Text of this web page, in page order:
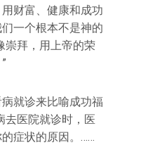
财富、健康和成功
一个根本不是神的
崇拜，用上帝的荣
就诊来比喻成功福
去医院就诊时，医
症状的原因。……